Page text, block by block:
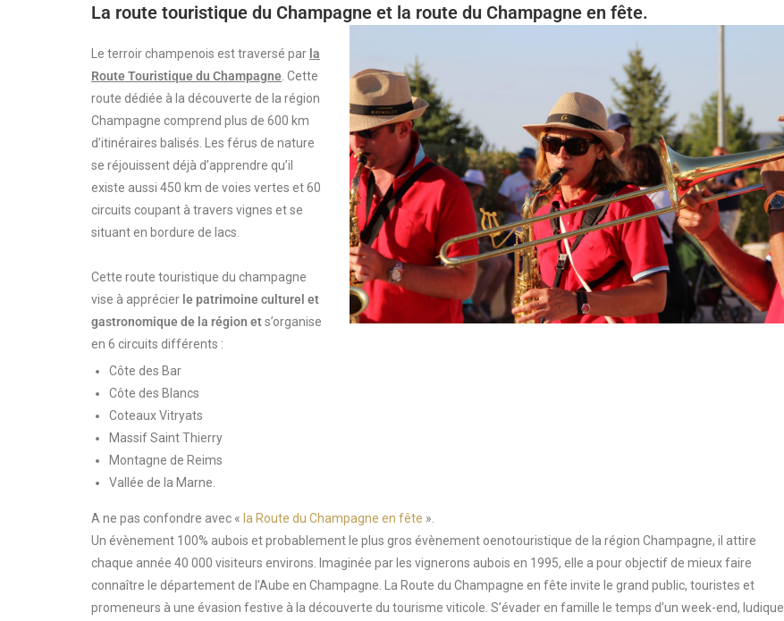
La route touristique du Champagne et la route du Champagne en fête.
Le terroir champenois est traversé par la
Route Touristique du Champagne . Cette
route dédiée à la découverte de la région
Champagne comprend plus de 600 km
d’itinéraires balisés. Les férus de nature
se réjouissent déjà d’apprendre qu’il
existe aussi 450 km de voies vertes et 60
circuits coupant à travers vignes et se
situant en bordure de lacs.
Cette route touristique du champagne
vise à apprécier le patrimoine culturel et
gastronomique de la région ets’organise
en 6 circuits différents :
Côte des Bar
Côte des Blancs
Coteaux Vitryats
Massif Saint Thierry
Montagne de Reims
Vallée de la Marne.
A ne pas confondre avec « la Route du Champagne en fête ».
Un évènement 100% aubois et probablement le plus gros évènement oenotouristique de la région Champagne, il attire
chaque année 40 000 visiteurs environs. Imaginée par les vignerons aubois en 1995, elle a pour objectif de mieux faire
connaître le département de l’Aube en Champagne. La Route du Champagne en fête invite le grand public, touristes et
promeneurs à une évasion festive à la découverte du tourisme viticole. S’évader en famille le temps d’un week-end, ludique